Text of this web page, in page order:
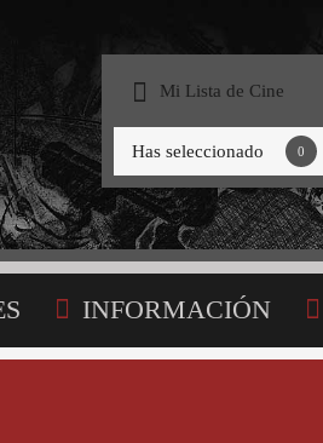
Mi Lista de Cine
Has seleccionado 0
INFORMACIÓN